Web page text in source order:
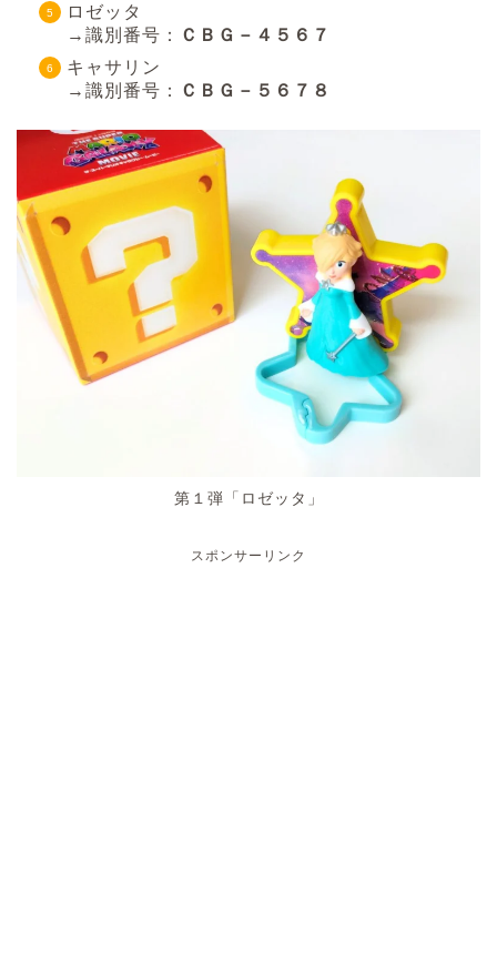
ロゼッタ
→識別番号：
ＣＢＧ－４５６７
キャサリン
→識別番号：
ＣＢＧ－５６７８
第１弾「ロゼッタ」
スポンサーリンク